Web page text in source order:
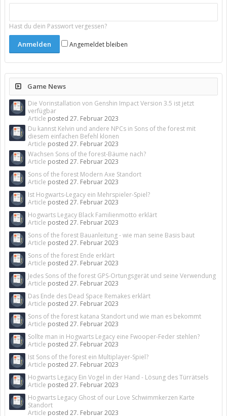
Hast du dein Passwort vergessen?
Angemeldet bleiben
Game News
Die Vorinstallation von Genshin Impact Version 3.5 ist jetzt
verfügbar
Article posted 27. Februar 2023
Du kannst Kelvin und andere NPCs in Sons of the forest mit
diesem einfachen Befehl klonen
Article posted 27. Februar 2023
Wachsen Sons of the forest-Bäume nach?
Article posted 27. Februar 2023
Sons of the forest Modern Axe Standort
Article posted 27. Februar 2023
Ist Hogwarts-Legacy ein Mehrspieler-Spiel?
Article posted 27. Februar 2023
Hogwarts Legacy Black Familienmotto erklärt
Article posted 27. Februar 2023
Sons of the forest Bauanleitung - wie man seine Basis baut
Article posted 27. Februar 2023
Sons of the forest Ende erklärt
Article posted 27. Februar 2023
Jedes Sons of the forest GPS-Ortungsgerät und seine Verwendung
Article posted 27. Februar 2023
Das Ende des Dead Space Remakes erklärt
Article posted 27. Februar 2023
Sons of the forest katana Standort und wie man es bekommt
Article posted 27. Februar 2023
Sollte man in Hogwarts Legacy eine Fwooper-Feder stehlen?
Article posted 27. Februar 2023
Ist Sons of the forest ein Multiplayer-Spiel?
Article posted 27. Februar 2023
Hogwarts Legacy Ein Vogel in der Hand - Lösung des Türrätsels
Article posted 27. Februar 2023
Hogwarts Legacy Ghost of our Love Schwimmkerzen Karte
Standort
Article posted 27. Februar 2023